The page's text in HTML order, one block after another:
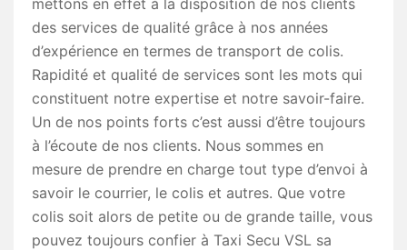
mettons en effet à la disposition de nos clients
des services de qualité grâce à nos années
d’expérience en termes de transport de colis.
Rapidité et qualité de services sont les mots qui
constituent notre expertise et notre savoir-faire.
Un de nos points forts c’est aussi d’être toujours
à l’écoute de nos clients. Nous sommes en
mesure de prendre en charge tout type d’envoi à
savoir le courrier, le colis et autres. Que votre
colis soit alors de petite ou de grande taille, vous
pouvez toujours confier à Taxi Secu VSL sa